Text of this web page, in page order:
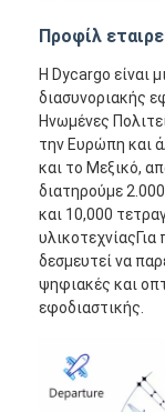
Προφίλ
Η Dycargo είναι
διασυνοριακής
Ηνωμένες
την Ευρώπη και
και το Μεξικό,
διατηρούμε
και 10,000
δεσμευτεί να
ψηφιακές και
εφοδιαστικής.